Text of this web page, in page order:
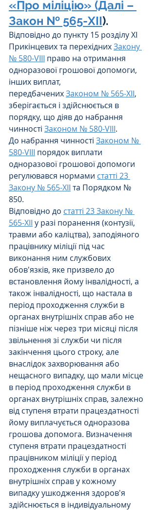
«Про міліцію» (Далі –
Закон № 565-XII).
Відповідно до пункту 15 розділу ХІ
Прикінцевих та перехідних Закону
№ 580-VIII право на отримання
одноразової грошової допомоги,
інших виплат,
передбачених Законом № 565-XII,
зберігається і здійснюється в
порядку, що діяв до набрання
чинності Законом № 580-VIII.
До набрання чинності Законом №
580-VIII порядок виплати
одноразової грошової допомоги
регулювався нормами статті 23
Закону № 565-XII та Порядком №
850.
Відповідно до статті 23 Закону №
565-XII у разі поранення (контузії,
травми або каліцтва), заподіяного
працівнику міліції під час
виконання ним службових
обов'язків, яке призвело до
встановлення йому інвалідності, а
також інвалідності, що настала в
період проходження служби в
органах внутрішніх справ або не
пізніше ніж через три місяці після
звільнення зі служби чи після
закінчення цього строку, але
внаслідок захворювання або
нещасного випадку, що мали місце
в період проходження служби в
органах внутрішніх справ, залежно
від ступеня втрати працездатності
йому виплачується одноразова
грошова допомога. Визначення
ступеня втрати працездатності
працівником міліції у період
проходження служби в органах
внутрішніх справ у кожному
випадку ушкодження здоров'я
здійснюється в індивідуальному